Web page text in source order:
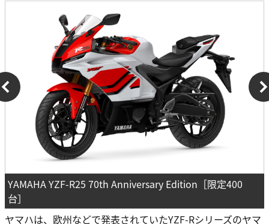
YAMAHA YZF-R25 70th Anniversary Edition［限定400
台］
ヤマハは、欧州などで発表されていたYZF-Rシリーズのヤマ